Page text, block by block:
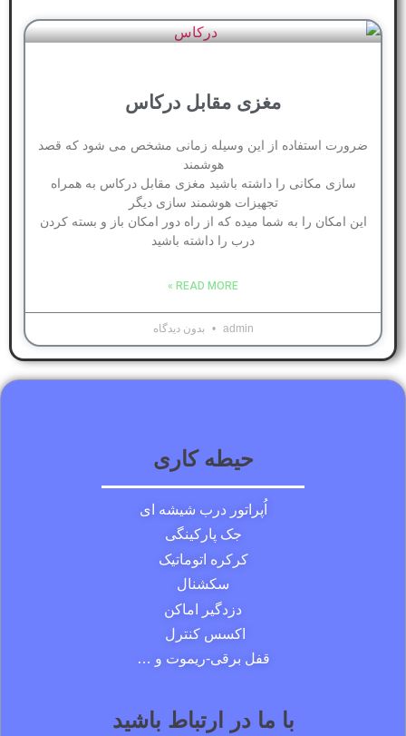
مغزی مقابل درکاس
ضرورت استفاده از این وسیله زمانی مشخص می شود که قصد
هوشمند
سازی مکانی را داشته باشید مغزی مقابل درکاس به همراه
تجهیزات هوشمند سازی دیگر
این امکان را به شما میده که از راه دور امکان باز و بسته کردن
درب را داشته باشید
READ MORE »
admin بدون دیدگاه
حیطه کاری
اُپراتور درب شیشه ای
جک پارکینگی
کرکره اتوماتیک
سکشنال
دزدگیر اماکن
اکسس کنترل
قفل برقی-ریموت و …
با ما در ارتباط باشید